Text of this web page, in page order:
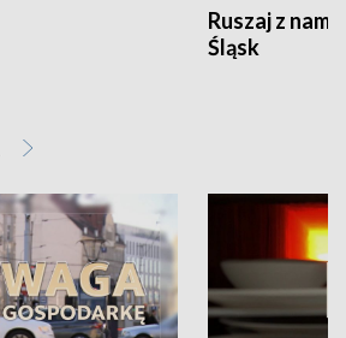
Ruszaj z
Śląsk